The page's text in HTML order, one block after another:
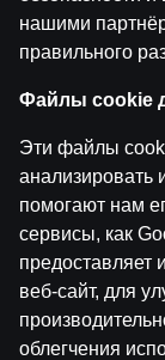
Условия
Играй
О
нашими
правильного
Файлы cookie
Эти файлы
анализировать
помогают нам
сервисы, как
предоставляет
веб-сайт, для
облегчения